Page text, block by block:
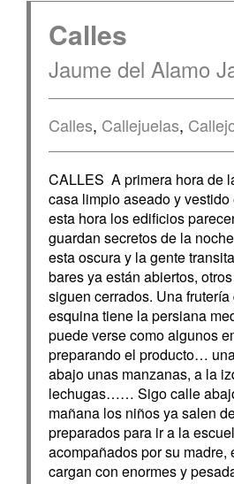
Calles
Jaume del Alamo
Calles, Callejuelas,
CALLES A primera hora de
casa limpio aseado y
esta hora los edificios
guardan secretos de la
esta oscura y la gente
bares ya están abiertos,
siguen cerrados. Una
esquina tiene la persiana
puede verse como algunos
preparando el producto…
abajo unas manzanas, a la
lechugas…… Sigo calle
mañana los niños ya salen
preparados para ir a la
acompañados por su madre,
cargan con enormes y